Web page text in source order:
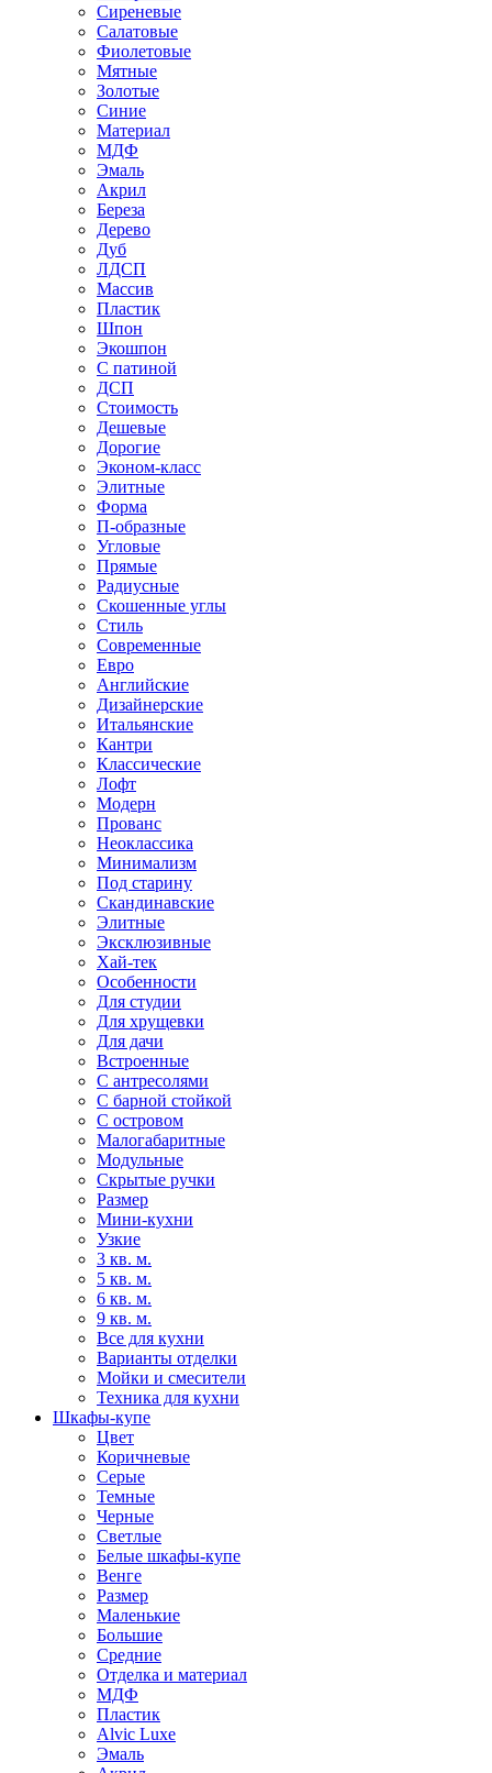
Сиреневые
Салатовые
Фиолетовые
Мятные
Золотые
Синие
Материал
МДФ
Эмаль
Акрил
Береза
Дерево
Дуб
ЛДСП
Массив
Пластик
Шпон
Экошпон
С патиной
ДСП
Стоимость
Дешевые
Дорогие
Эконом-класс
Элитные
Форма
П-образные
Угловые
Прямые
Радиусные
Скошенные углы
Стиль
Современные
Евро
Английские
Дизайнерские
Итальянские
Кантри
Классические
Лофт
Модерн
Прованс
Неоклассика
Минимализм
Под старину
Скандинавские
Элитные
Эксклюзивные
Хай-тек
Особенности
Для студии
Для хрущевки
Для дачи
Встроенные
С антресолями
С барной стойкой
С островом
Малогабаритные
Модульные
Скрытые ручки
Размер
Мини-кухни
Узкие
3 кв. м.
5 кв. м.
6 кв. м.
9 кв. м.
Все для кухни
Варианты отделки
Мойки и смесители
Техника для кухни
Шкафы-купе
Цвет
Коричневые
Серые
Темные
Черные
Светлые
Белые шкафы-купе
Венге
Размер
Маленькие
Большие
Средние
Отделка и материал
МДФ
Пластик
Alvic Luxe
Эмаль